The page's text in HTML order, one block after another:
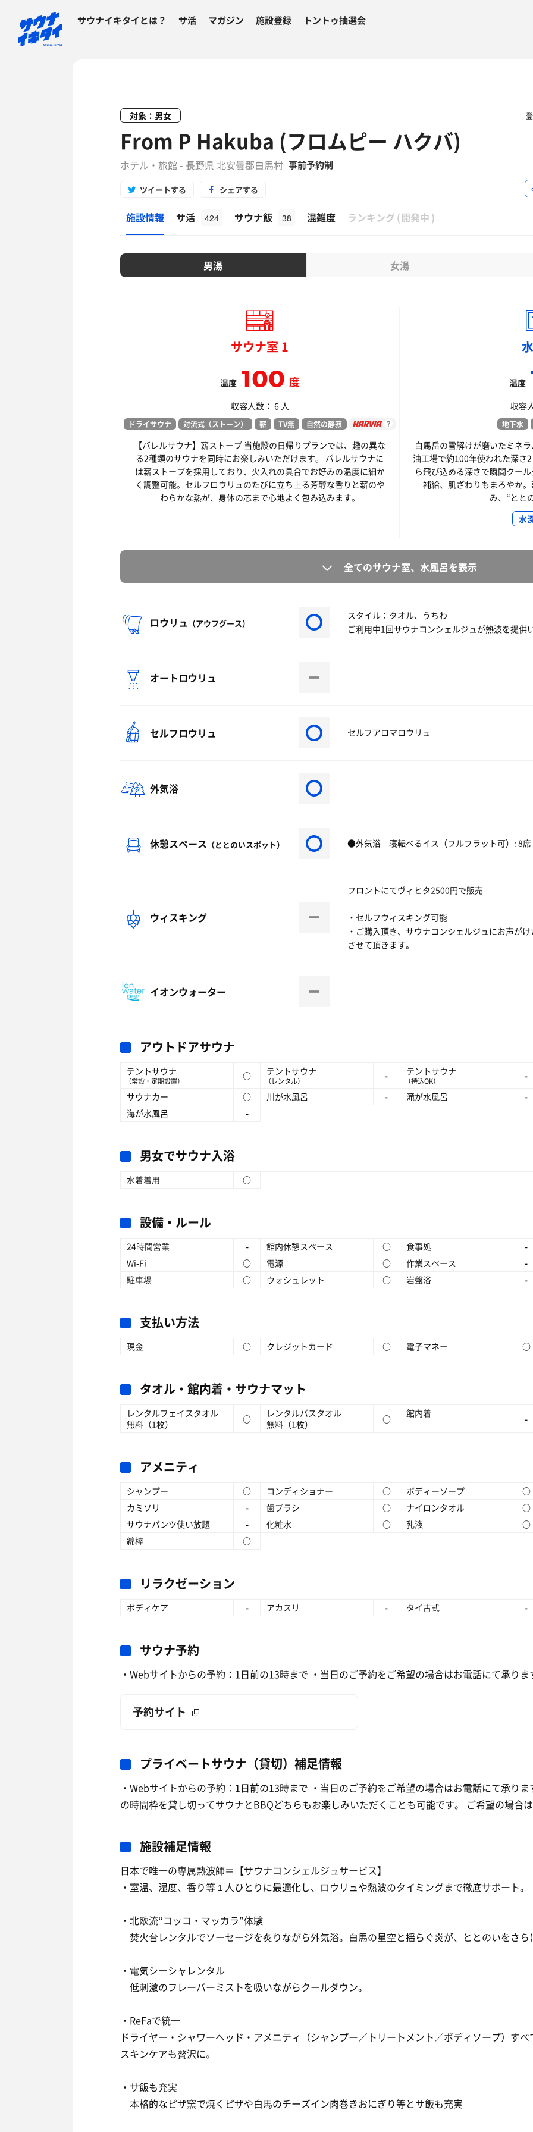
サウナイキタイとは？ サ活 マガジン 施設登録 トントゥ抽選会
対象：男女
From P Hakuba (フロムピー ハクバ)
ホテル・旅館 - 長野県 北安曇郡白馬村 事前予約制
ツイートする シェアする
施設情報 サ活 424 サウナ飯 38 混雑度 ランキング (開発中 )
男湯 女湯
サウナ室 1
温度100度
収容人数： 6 人
ドライサウナ 対流式（ストーン） 薪 TV無 自然の静寂
【バレルサウナ】薪ストーブ 当施設の日帰りプランでは、趣の異な
る2種類のサウナを同時にお楽しみいただけます。 バレルサウナに
は薪ストーブを採用しており、火入れの具合でお好みの温度に細か
く調整可能。セルフロウリュのたびに立ち上る芳醇な香りと薪のや
わらかな熱が、身体の芯まで心地よく包み込みます。
温度
収容
地下水
白馬岳の雪解けが磨いたミネ
油工場で約100年使われた深さ
ら飛び込める深さで瞬間クー
補給、肌ざわりもまろやか
み、“とと
水
全てのサウナ室、水風呂を表示
ロウリュ （アウフグース）
スタイル：タオル、うちわ
ご利用中1回サウナコンシェルジュが熱波を提供
オートロウリュ
セルフロウリュ セルフアロマロウリュ
外気浴
休憩スペース （ととのいスポット） ●外気浴 寝転べるイス（フルフラット可）: 8
ウィスキング
フロントにてヴィヒタ2500円で販売
・セルフウィスキング可能
・ご購入頂き、サウナコンシェルジュにお声が
させて頂きます。
イオンウォーター
アウトドアサウナ
テントサウナ
（常設・定期設置） ○ テントサウナ
（レンタル） - テントサウナ
（持込OK） -
サウナカー
○ 川が水風呂 - 滝が水風呂 -
海が水風呂
-
男女でサウナ入浴
水着着用 ○
設備・ルール
24時間営業 - 館内休憩スペース ○ 食事処 -
Wi-Fi
○ 電源 ○ 作業スペース -
駐車場
○ ウォシュレット ○ 岩盤浴 -
支払い方法
現金 ○ クレジットカード ○ 電子マネー ○
タオル・館内着・サウナマット
レンタルフェイスタオル
無料（1枚）
○
レンタルバスタオル
無料（1枚）
○ 館内着 -
アメニティ
シャンプー ○ コンディショナー ○ ボディーソープ ○
カミソリ
- 歯ブラシ ○ ナイロンタオル ○
サウナパンツ使い放題
- 化粧水 ○ 乳液 ○
綿棒
○
リラクゼーション
ボディケア - アカスリ - タイ古式 -
サウナ予約
・Webサイトからの予約：1日前の13時まで ・当日のご予約をご希望の場合はお電話にて承り
予約サイト
プライベートサウナ（貸切）補足情報
・Webサイトからの予約：1日前の13時まで ・当日のご予約をご希望の場合はお電話にて承り
の時間枠を貸し切ってサウナとBBQどちらもお楽しみいただくことも可能です。 ご希望の場合
施設補足情報
日本で唯一の専属熱波師＝【サウナコンシェルジュサービス】
・室温、湿度、香り等１人ひとりに最適化し、ロウリュや熱波のタイミングまで徹底サポート。
・北欧流“コッコ・マッカラ”体験
焚火台レンタルでソーセージを炙りながら外気浴。白馬の星空と揺らぐ炎が、ととのいをさら
・電気シーシャレンタル
低刺激のフレーバーミストを吸いながらクールダウン。
・ReFaで統一
ドライヤー・シャワーヘッド・アメニティ（シャンプー／トリートメント／ボディソープ）す
スキンケアも贅沢に。
・サ飯も充実
本格的なピザ窯で焼くピザや白馬のチーズイン肉巻きおにぎり等とサ飯も充実